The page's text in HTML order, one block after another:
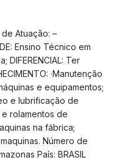
de Atuação: –
Ensino Técnico em
DIFERENCIAL: Ter
·Manutenção
e equipamentos;
e lubrificação de
rolamentos de
na fábrica;
Número de
País: BRASIL